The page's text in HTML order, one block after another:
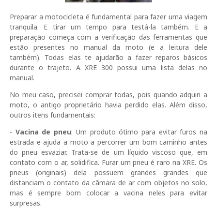
Preparar a motocicleta é fundamental para fazer uma viagem
tranquila. E tirar um tempo para testá-la também. E a
preparação começa com a verificação das ferramentas que
estão presentes no manual da moto (e a leitura dele
também). Todas elas te ajudarão a fazer reparos básicos
durante o trajeto. A XRE 300 possui uma lista delas no
manual.
No meu caso, precisei comprar todas, pois quando adquiri a
moto, o antigo proprietário havia perdido elas. Além disso,
outros itens fundamentais:
- Vacina de pneu: Um produto ótimo para evitar furos na
estrada e ajuda a moto a percorrer um bom caminho antes
do pneu esvaziar. Trata-se de um líquido viscoso que, em
contato com o ar, solidifica. Furar um pneu é raro na XRE. Os
pneus (originais) dela possuem grandes grandes que
distanciam o contato da câmara de ar com objetos no solo,
mas é sempre bom colocar a vacina neles para evitar
surpresas.